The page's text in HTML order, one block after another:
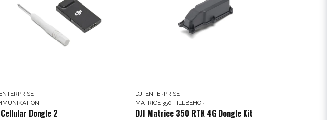
Cellular Dongle 2
DJI ENTERPRISE
MATRICE 350 TILLBEHÖR
DJI Matrice 350 RTK 4G Dongle Kit